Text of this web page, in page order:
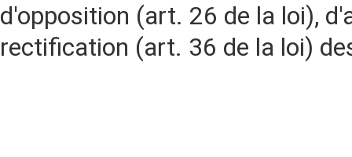
d'opposition (art. 26 de la loi),
rectification (art. 36 de la loi)